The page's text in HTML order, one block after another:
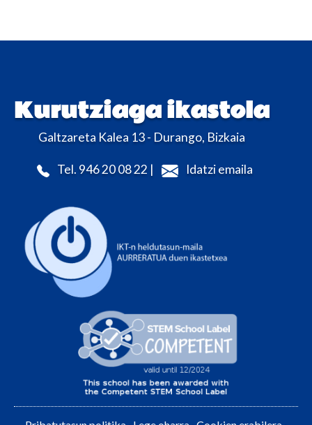
Kurutziaga ikastola
Galtzareta Kalea 13 - Durango, Bizkaia
Tel. 946 20 08 22 | Idatzi emaila